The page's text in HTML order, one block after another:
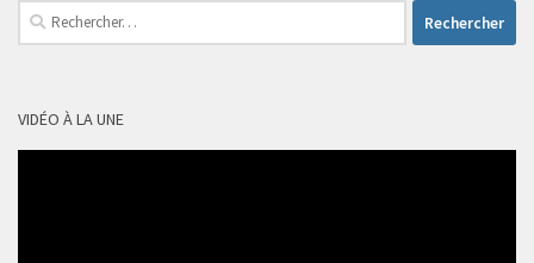
Rechercher :
VIDÉO À LA UNE